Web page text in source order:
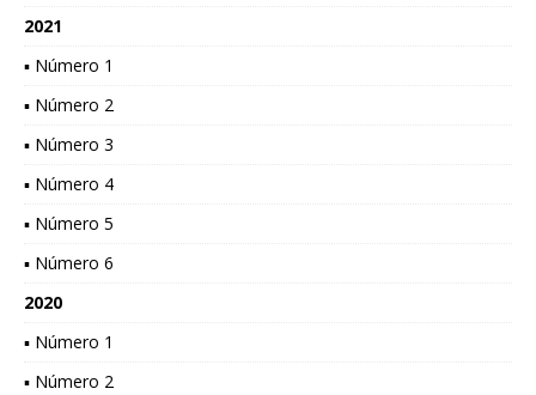
2021
▪ Número 1
▪ Número 2
▪ Número 3
▪ Número 4
▪ Número 5
▪ Número 6
2020
▪ Número 1
▪ Número 2